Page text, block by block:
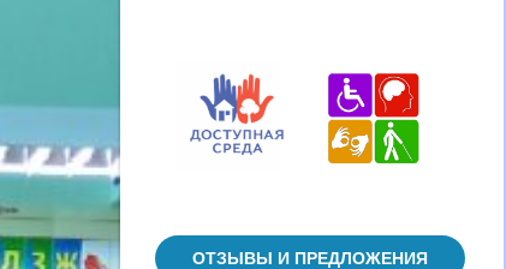
ОТЗЫВЫ И ПРЕДЛОЖЕНИЯ